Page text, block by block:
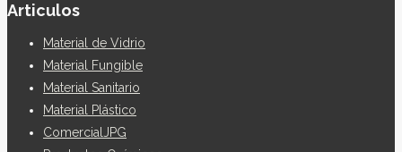
Articulos
Material de Vidrio
Material Fungible
Material Sanitario
Material Plástico
ComercialJPG